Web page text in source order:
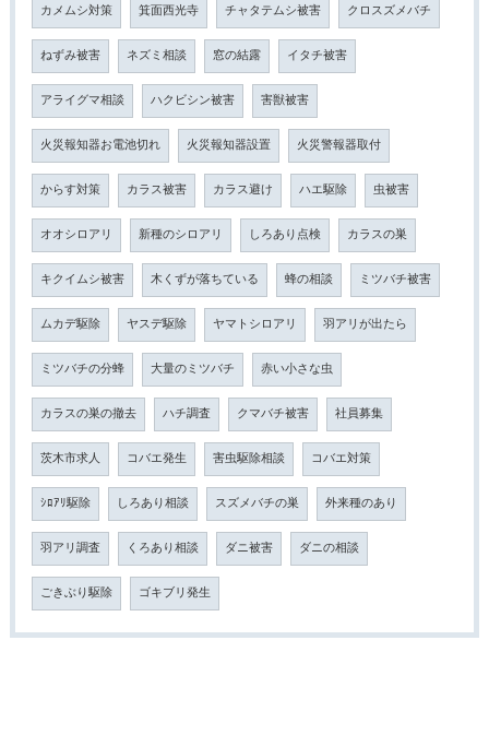
カメムシ対策 箕面西光寺 チャタテムシ被害 クロスズメバチ
ねずみ被害 ネズミ相談 窓の結露 イタチ被害
アライグマ相談 ハクビシン被害 害獣被害
火災報知器お電池切れ 火災報知器設置 火災警報器取付
からす対策 カラス被害 カラス避け ハエ駆除 虫被害
オオシロアリ 新種のシロアリ しろあり点検 カラスの巣
キクイムシ被害 木くずが落ちている 蜂の相談 ミツバチ被害
ムカデ駆除 ヤスデ駆除 ヤマトシロアリ 羽アリが出たら
ミツバチの分蜂 大量のミツバチ 赤い小さな虫
カラスの巣の撤去 ハチ調査 クマバチ被害 社員募集
茨木市求人 コバエ発生 害虫駆除相談 コバエ対策
ｼﾛｱﾘ駆除 しろあり相談 スズメバチの巣 外来種のあり
羽アリ調査 くろあり相談 ダニ被害 ダニの相談
ごきぶり駆除 ゴキブリ発生